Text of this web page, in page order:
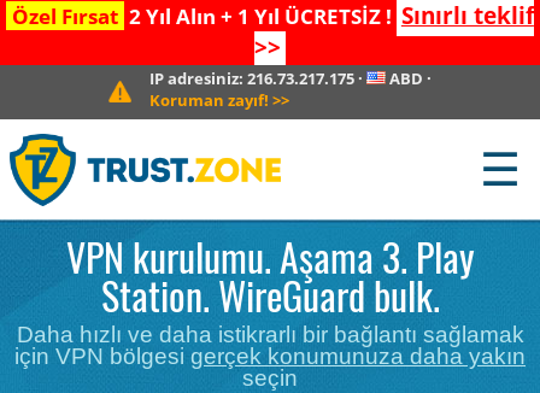
Özel Fırsat 2 Yıl Alın + 1 Yıl ÜCRETSİZ ! Sınırlı teklif
>>
IP adresiniz:216.73.217.175 · ABD ·
Koruman zayıf! >>
☰
VPN kurulumu. Aşama 3. Play
Station. WireGuard bulk.
Daha hızlı ve daha istikrarlı bir bağlantı sağlamak
için VPN bölgesi gerçek konumunuza daha yakın
seçin